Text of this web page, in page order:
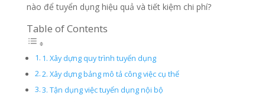
nào để tuyển dụng hiệu quả và tiết kiệm chi phí?
Table of Contents
1. Xây dựng quy trình tuyển dụng
2. Xây dựng bảng mô tả công việc cụ thể
3. Tận dụng việc tuyển dụng nội bộ